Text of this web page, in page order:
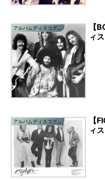
アルバムディスコグラフィ
【
ィ
アルバムディスコグラフィ
【
ィ